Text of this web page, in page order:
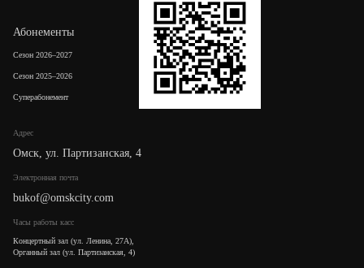
Адрес
Омск, ул. Партизанская, 4
Электронная почта
bukof@omskcity.com
Часы работы касс
Концертный зал (ул. Ленина, 27А),
Органный зал (ул. Партизанская, 4)
Абонементы
Сезон 2026–2027
Сезон 2025–2026
Суперабонемент